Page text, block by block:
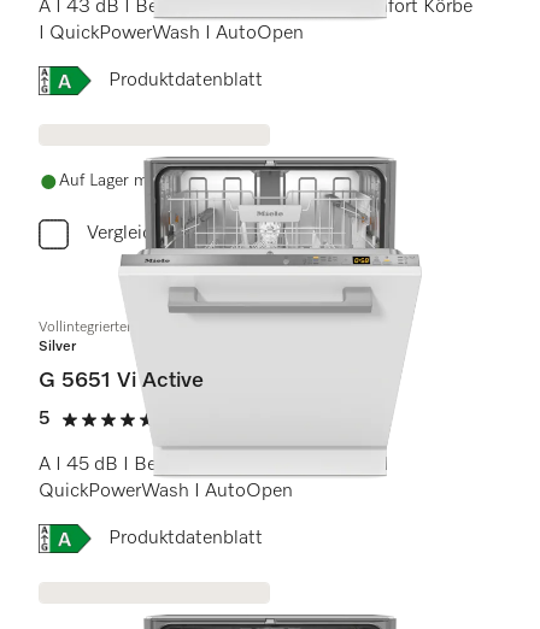
A I 43 dB I Besteckschublade I ExtraComfort Körbe
I QuickPowerWash I AutoOpen
Onlinelabel Image, Energielabel
Produktdatenblatt
Auf Lager mit kostenlosem Versand
Vergleichen
Vollintegrierter Geschirrspüler
Silver
G 5651 Vi Active
5
5 Sterne von 5
A I 45 dB I Besteckkorb I Comfort Körbe I
QuickPowerWash I AutoOpen
Onlinelabel Image, Energielabel
Produktdatenblatt